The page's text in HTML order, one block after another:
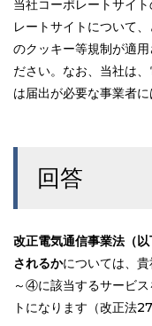
当社コーポレートサイ
レートサイトについて
のクッキー等規制が適
ださい。なお、当社は
は届出が必要な事業者に
回答
改正電気通信事業法（
されるかについては、
～④に該当するサービ
トになります（改正法